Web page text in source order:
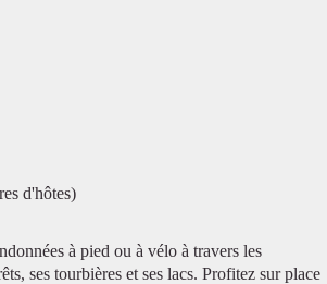
d'hôtes)
à pied ou à vélo à travers les
ses tourbières et ses lacs. Profitez sur place